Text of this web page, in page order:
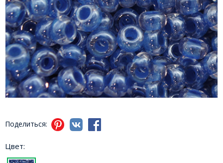
Поделиться:
Цвет: